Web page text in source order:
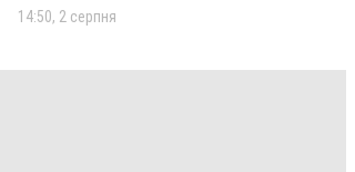
14:50, 2 серпня